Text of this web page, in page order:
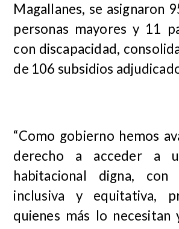
Magallanes, se asignaron
personas mayores y 11
con discapacidad,
de 106 subsidios
“Como gobierno hemos
derecho a acceder a
habitacional digna, con
inclusiva y equitativa,
quienes más lo necesitan